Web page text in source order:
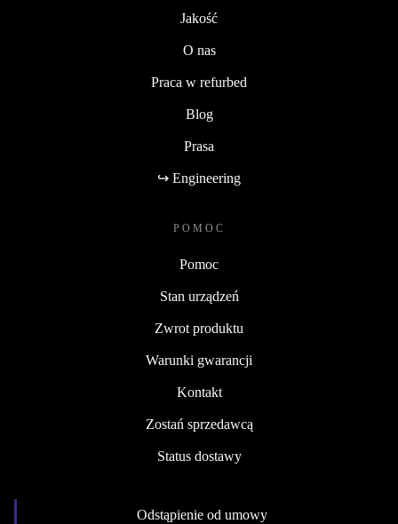
Jakość
O nas
Praca w refurbed
Blog
Prasa
↪ Engineering
POMOC
Pomoc
Stan urządzeń
Zwrot produktu
Warunki gwarancji
Kontakt
Zostań sprzedawcą
Status dostawy
Odstąpienie od umowy